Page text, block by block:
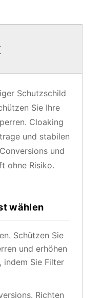
Schutzschild
Sie Ihre
Cloaking
und stabilen
und
ohne Risiko.
wählen
Schützen Sie
und erhöhen
indem Sie Filter
Richten